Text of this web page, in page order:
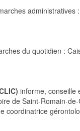
du quotidien :
informe, conseille
de Saint-Romain-
coordinatrice